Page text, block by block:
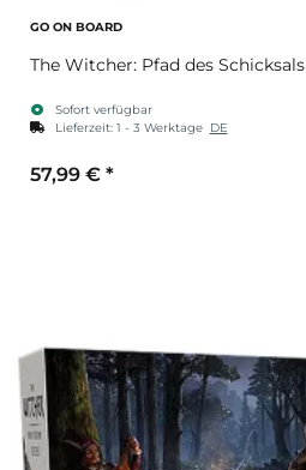
GO ON BOARD
The Witcher: Pfad des Schicksals
Sofort verfügbar
Lieferzeit: 1 - 3 Werktage DE
57,99 € *